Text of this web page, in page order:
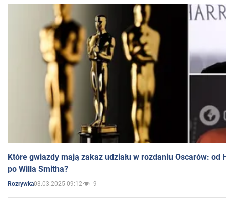
Które gwiazdy mają zakaz udziału w rozdaniu Oscarów: od
po Willa Smitha?
Rozrywka03.03.2025 09:12 9